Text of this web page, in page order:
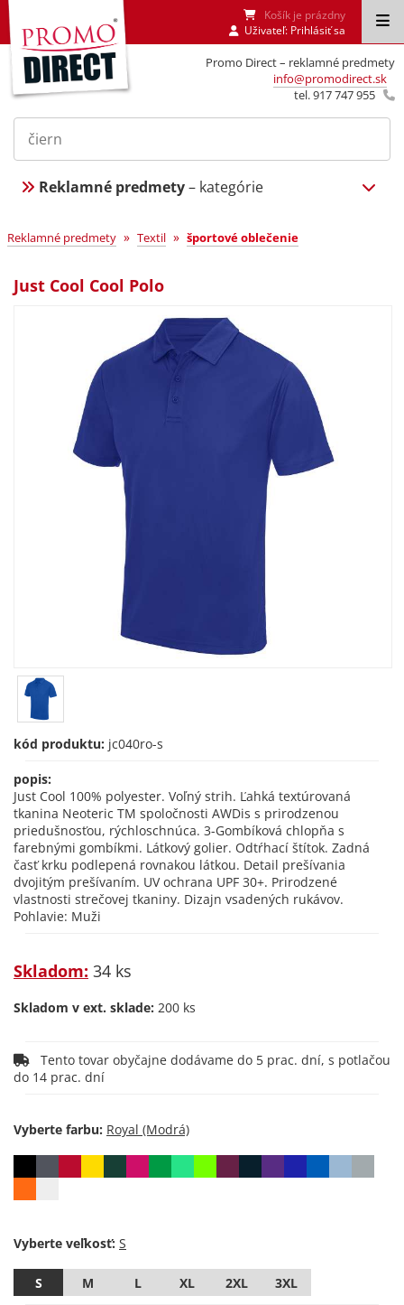
Promo Direct – reklamné predmety
info@promodirect.sk
tel. 917 747 955
Košík je prázdny
Uživateľ: Prihlásiť sa
Reklamné predmety– kategórie
Reklamné predmety » Textil » športové oblečenie
Just Cool Cool Polo
kód produktu: jc040ro-s
popis:
Just Cool 100% polyester. Voľný strih. Ľahká textúrovaná
tkanina Neoteric TM spoločnosti AWDis s prirodzenou
priedušnosťou, rýchloschnúca. 3-Gombíková chlopňa s
farebnými gombíkmi. Látkový golier. Odtŕhací štítok. Zadná
časť krku podlepená rovnakou látkou. Detail prešívania
dvojitým prešívaním. UV ochrana UPF 30+. Prirodzené
vlastnosti strečovej tkaniny. Dizajn vsadených rukávov.
Pohlavie: Muži
Skladom: 34 ks
Skladom v ext. sklade: 200 ks
do 14 prac. dní
Vyberte farbu:
Vyberte veľkosť:
S M L XL 2XL 3XL